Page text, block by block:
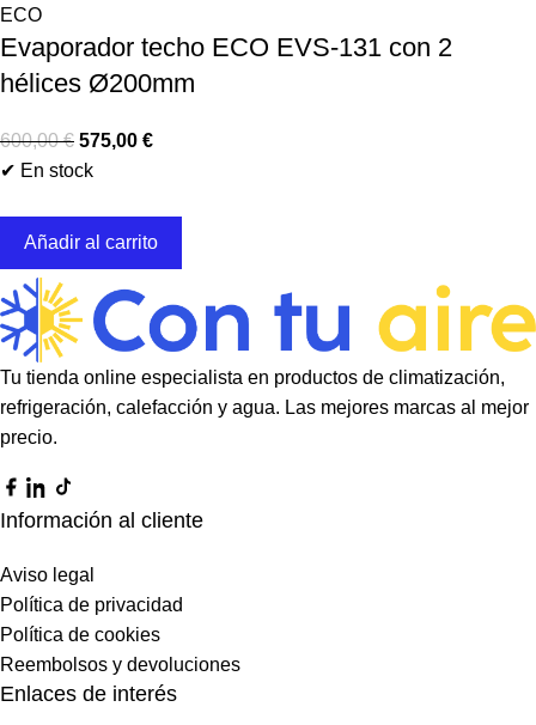
ECO
Evaporador techo ECO EVS-131 con 2
hélices Ø200mm
600,00€ 575,00 €
✔ En stock
Añadir al carrito
Tu tienda online especialista en productos de climatización,
refrigeración, calefacción y agua. Las mejores marcas al mejor
precio.
Información al cliente
Aviso legal
Política de privacidad
Política de cookies
Reembolsos y devoluciones
Enlaces de interés